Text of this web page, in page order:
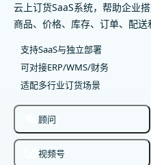
云上订货SaaS系统，帮助企业
商品、价格、库存、订单、配送
支持SaaS与独立部署
可对接ERP/WMS/财务
适配多行业订货场景
顾问
视频号